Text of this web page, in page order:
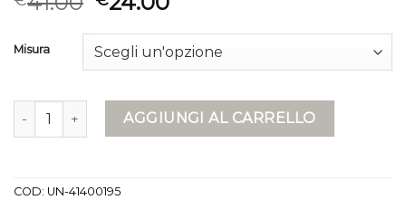
Misura
t shirt da personalizzare quantità
AGGIUNGI AL CARRELLO
COD: UN-41400195